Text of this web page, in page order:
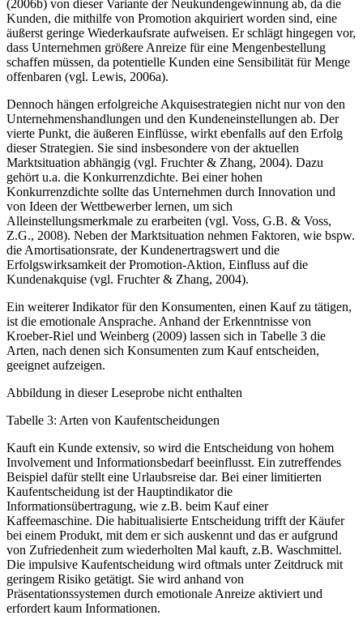
(2006b) von dieser Variante der Neukundengewinnung ab, da die
Kunden, die mithilfe von Promotion akquiriert worden sind, eine
äußerst geringe Wiederkaufsrate aufweisen. Er schlägt hingegen vor,
dass Unternehmen größere Anreize für eine Mengen­bestellung
schaffen müssen, da potentielle Kunden eine Sensibilität für Menge
offenbaren (vgl. Lewis, 2006a).
Dennoch hängen erfolgreiche Akquisestrategien nicht nur von den
Unternehmenshandlungen und den Kundeneinstellungen ab. Der
vierte Punkt, die äußeren Einflüsse, wirkt ebenfalls auf den Erfolg
dieser Strategien. Sie sind insbesondere von der aktuellen
Marktsituation abhängig (vgl. Fruchter & Zhang, 2004). Dazu
gehört u.a. die Konkurrenzdichte. Bei einer hohen
Konkurrenzdichte sollte das Unternehmen durch Innovation und
von Ideen der Wettbewerber lernen, um sich
Alleinstellungsmerkmale zu erarbeiten (vgl. Voss, G.B. & Voss,
Z.G., 2008). Neben der Marktsituation nehmen Faktoren, wie bspw.
die Amortisationsrate, der Kundenertragswert und die
Erfolgswirksamkeit der Promotion-Aktion, Einfluss auf die
Kundenakquise (vgl. Fruchter & Zhang, 2004).
Ein weiterer Indikator für den Konsumenten, einen Kauf zu tätigen,
ist die emotionale An­sprache. Anhand der Erkenntnisse von
Kroeber-Riel und Weinberg (2009) lassen sich in Ta­belle 3 die
Arten, nach denen sich Konsumenten zum Kauf entscheiden,
geeignet aufzeigen.
Abbildung in dieser Leseprobe nicht enthalten
Tabelle 3: Arten von Kaufentscheidungen
Kauft ein Kunde extensiv, so wird die Entscheidung von hohem
Involvement und Informa­tionsbedarf beeinflusst. Ein zutreffendes
Beispiel dafür stellt eine Urlaubsreise dar. Bei einer limitierten
Kaufentscheidung ist der Hauptindikator die
Informationsübertragung, wie z.B. beim Kauf einer
Kaffeemaschine. Die habitualisierte Entscheidung trifft der Käufer
bei einem Produkt, mit dem er sich auskennt und das er aufgrund
von Zufriedenheit zum wiederholten Mal kauft, z.B. Waschmittel.
Die impulsive Kaufentscheidung wird oftmals unter Zeitdruck mit
geringem Risiko getätigt. Sie wird anhand von
Präsentationssystemen durch emotionale Anreize aktiviert und
erfordert kaum Informationen.